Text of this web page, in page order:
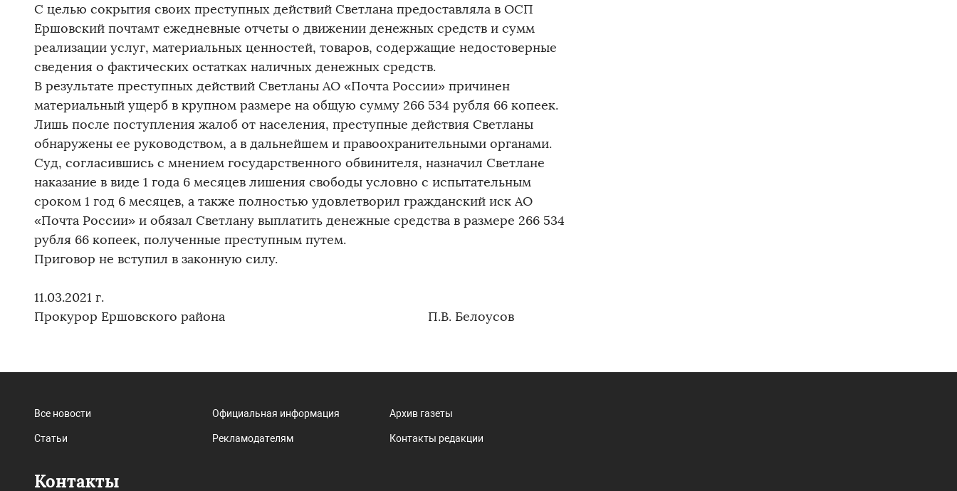
С целью сокрытия своих преступных действий Светлана предоставляла в ОСП
Ершовский почтамт ежедневные отчеты о движении денежных средств и сумм
реализации услуг, материальных ценностей, товаров, содержащие недостоверные
сведения о фактических остатках наличных денежных средств.
В результате преступных действий Светланы АО «Почта России» причинен
материальный ущерб в крупном размере на общую сумму 266 534 рубля 66 копеек.
Лишь после поступления жалоб от населения, преступные действия Светланы
обнаружены ее руководством, а в дальнейшем и правоохранительными органами.
Суд, согласившись с мнением государственного обвинителя, назначил Светлане
наказание в виде 1 года 6 месяцев лишения свободы условно с испытательным
сроком 1 год 6 месяцев, а также полностью удовлетворил гражданский иск АО
«Почта России» и обязал Светлану выплатить денежные средства в размере 266 534
рубля 66 копеек, полученные преступным путем.
Приговор не вступил в законную силу.
11.03.2021 г.
Прокурор Ершовского района П.В. Белоусов
Все новости
Статьи
Официальная информация
Рекламодателям
Архив газеты
Контакты редакции
Контакты